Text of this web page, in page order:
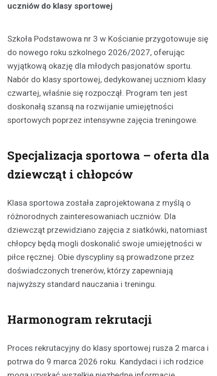
uczniów do klasy sportowej
Szkoła Podstawowa nr 3 w Kościanie przygotowuje się
do nowego roku szkolnego 2026/2027, oferując
wyjątkową okazję dla młodych pasjonatów sportu.
Nabór do klasy sportowej, dedykowanej uczniom klasy
czwartej, właśnie się rozpoczął. Program ten jest
doskonałą szansą na rozwijanie umiejętności
sportowych poprzez intensywne zajęcia treningowe.
Specjalizacja sportowa – oferta dla
dziewcząt i chłopców
Klasa sportowa została zaprojektowana z myślą o
różnorodnych zainteresowaniach uczniów. Dla
dziewcząt przewidziano zajęcia z siatkówki, natomiast
chłopcy będą mogli doskonalić swoje umiejętności w
piłce ręcznej. Obie dyscypliny są prowadzone przez
doświadczonych trenerów, którzy zapewniają
najwyższy standard nauczania i treningu.
Harmonogram rekrutacji
Proces rekrutacyjny do klasy sportowej rusza 2 marca i
potrwa do 9 marca 2026 roku. Kandydaci i ich rodzice